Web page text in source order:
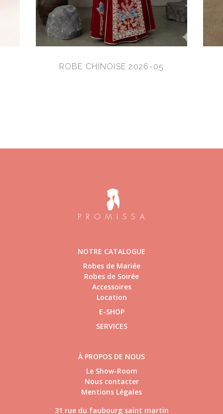
ROBE CHINOISE 2026-05
NOTRE CATALOGUE
Robes de Mariée
Robes de Soirée
Accessoires
Location
E-SHOP
SERVICES
À PROPOS DE NOUS
Le Show-Room
Nous contacter
Mentions Légales
31 rue du faubourg saint martin